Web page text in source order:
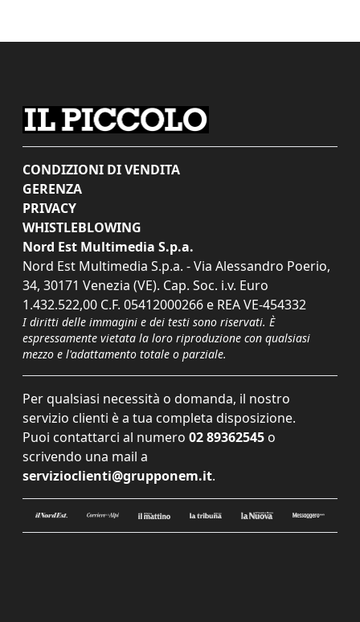
CONDIZIONI DI VENDITA
GERENZA
PRIVACY
WHISTLEBLOWING
Nord Est Multimedia S.p.a.
Nord Est Multimedia S.p.a. - Via Alessandro Poerio,
34, 30171 Venezia (VE). Cap. Soc. i.v. Euro
1.432.522,00 C.F. 05412000266 e REA VE-454332
I diritti delle immagini e dei testi sono riservati. È
espressamente vietata la loro riproduzione con qualsiasi
mezzo e l'adattamento totale o parziale.
Per qualsiasi necessità o domanda, il nostro
servizio clienti è a tua completa disposizione.
Puoi contattarci al numero 02 89362545 o
scrivendo una mail a
servizioclienti@grupponem.it.